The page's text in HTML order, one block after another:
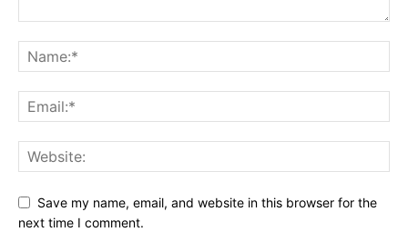
Save my name, email, and website in this browser for the
next time I comment.